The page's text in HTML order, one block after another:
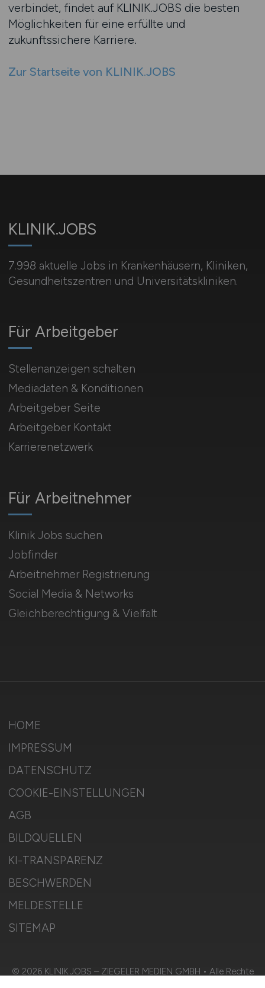
verbindet, findet auf KLINIK.JOBS die besten
Möglichkeiten für eine erfüllte und
zukunftssichere Karriere.
Zur Startseite von KLINIK.JOBS
KLINIK.JOBS
7.998 aktuelle Jobs in Krankenhäusern, Kliniken,
Gesundheitszentren und Universitätskliniken.
Für Arbeitnehmer
Klinik Jobs suchen
Jobfinder
Arbeitnehmer Registrierung
Social Media & Networks
Gleichberechtigung & Vielfalt
Für Arbeitgeber
Stellenanzeigen schalten
Mediadaten & Konditionen
Arbeitgeber Seite
Arbeitgeber Kontakt
Karrierenetzwerk
HOME
IMPRESSUM
DATENSCHUTZ
COOKIE-EINSTELLUNGEN
AGB
BILDQUELLEN
KI-TRANSPARENZ
BESCHWERDEN
MELDESTELLE
SITEMAP
© 2026 KLINIK.JOBS – ZIEGELER MEDIEN GMBH • Alle Rechte